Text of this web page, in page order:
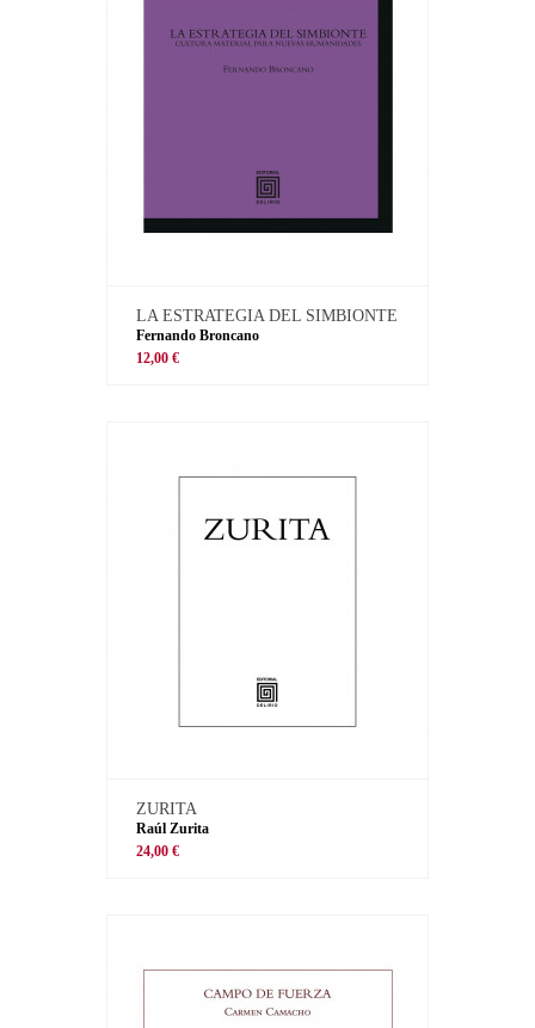
LA ESTRATEGIA DEL SIMBIONTE
Fernando Broncano
12,00 €
ZURITA
Raúl Zurita
24,00 €